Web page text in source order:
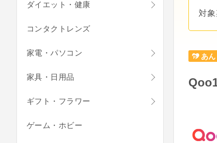
対
あ
ダイエット・健康
コンタクトレンズ
家電・パソコン
家具・日用品
ギフト・フラワー
ゲーム・ホビー